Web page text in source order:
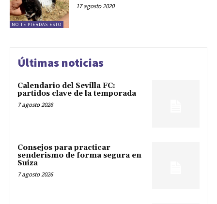
NO TE PIERDAS ESTO
17 agosto 2020
Últimas noticias
Calendario del Sevilla FC:
partidos clave de la temporada
7 agosto 2026
Consejos para practicar
senderismo de forma segura en
Suiza
7 agosto 2026